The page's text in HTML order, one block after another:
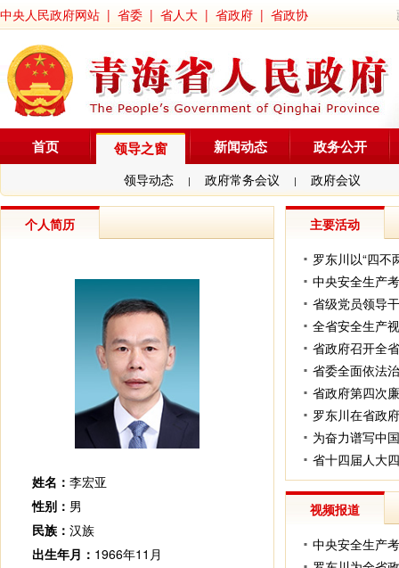
中央人民政府网站 | 省委 | 省人大 | 省政府 | 省政协
首页 领导之窗
领导动态 | 政府常务会议 | 政府会议
新闻动态 政务公开
个人简历
姓名： 李宏亚
性别： 男
民族： 汉族
出生年月： 1966年11月
主要活动
省级党员领导
全省安全生产
省十四届人大
视频报道